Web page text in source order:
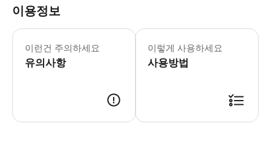
이용정보
이런건 주의하세요
유의사항
각 그룹은 최대 1명으로 구성될 수 있
이렇게 사용하세요
사용방법